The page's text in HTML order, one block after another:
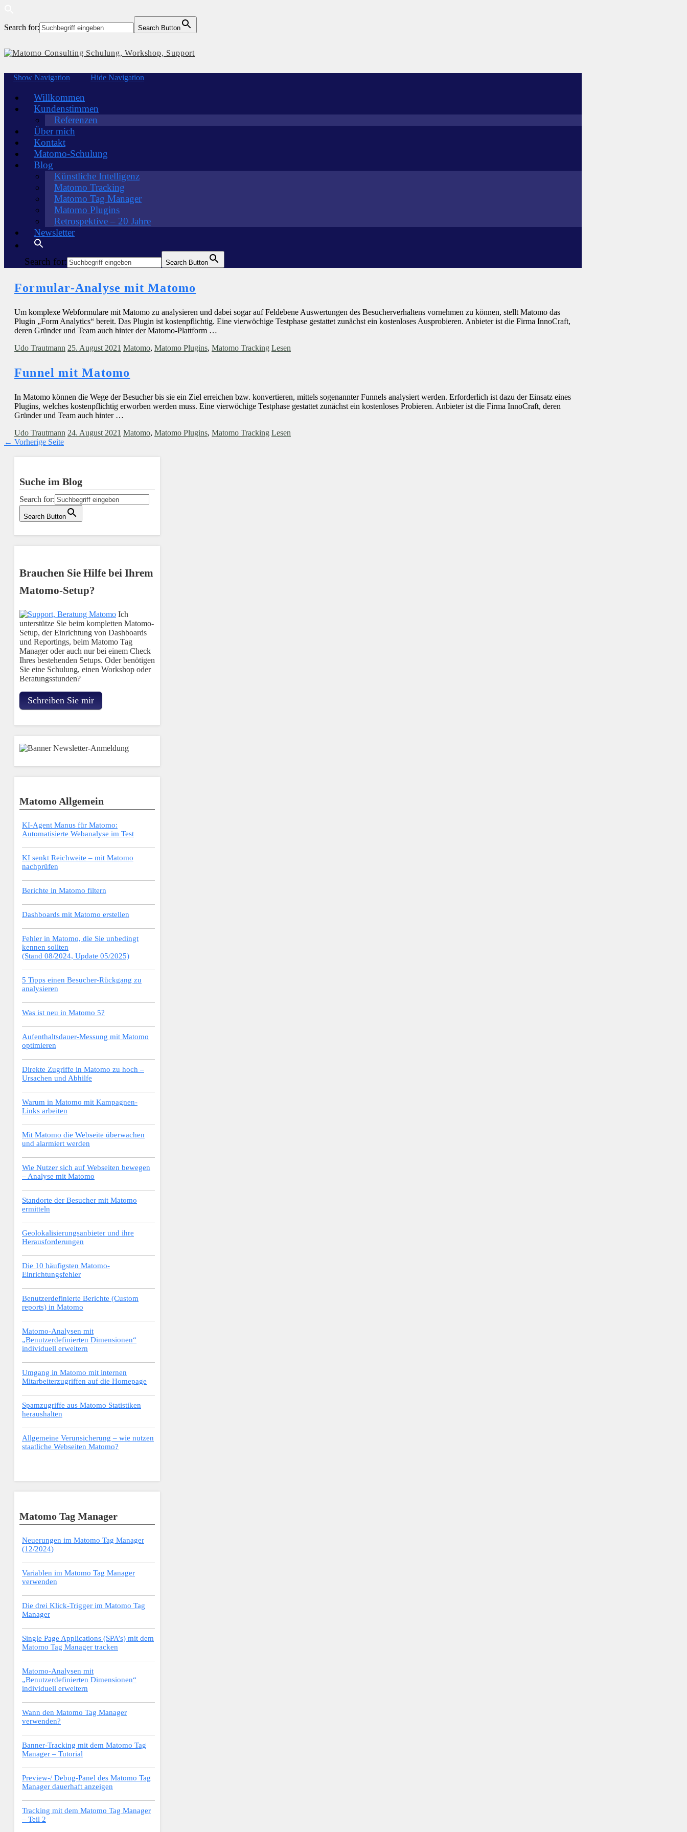
Search for: Search Button
Show Navigation Hide Navigation
Willkommen
Kundenstimmen
Referenzen
Über mich
Kontakt
Matomo-Schulung
Blog
Künstliche Intelligenz
Matomo Tracking
Matomo Tag Manager
Matomo Plugins
Retrospektive – 20 Jahre
Newsletter
Search for: Search Button
Formular-Analyse mit Matomo
Um komplexe Webformulare mit Matomo zu analysieren und dabei sogar auf Feldebene Auswertungen des Besucherverhaltens vornehmen zu können, stellt Matomo das
Plugin „Form Analytics“ bereit. Das Plugin ist kostenpflichtig. Eine vierwöchige Testphase gestattet zunächst ein kostenloses Ausprobieren. Anbieter ist die Firma InnoCraft,
deren Gründer und Team auch hinter der Matomo-Plattform …
Udo Trautmann 25. August 2021 Matomo, Matomo Plugins, Matomo Tracking Lesen
Funnel mit Matomo
In Matomo können die Wege der Besucher bis sie ein Ziel erreichen bzw. konvertieren, mittels sogenannter Funnels analysiert werden. Erforderlich ist dazu der Einsatz eines
Plugins, welches kostenpflichtig erworben werden muss. Eine vierwöchige Testphase gestattet zunächst ein kostenloses Probieren. Anbieter ist die Firma InnoCraft, deren
Gründer und Team auch hinter …
Udo Trautmann 24. August 2021 Matomo, Matomo Plugins, Matomo Tracking Lesen
← Vorherige Seite
Suche im Blog
Search for:
Search Button
Brauchen Sie Hilfe bei Ihrem
Matomo-Setup?
Ich
unterstütze Sie beim kompletten Matomo-
Setup, der Einrichtung von Dashboards
und Reportings, beim Matomo Tag
Manager oder auch nur bei einem Check
Ihres bestehenden Setups. Oder benötigen
Sie eine Schulung, einen Workshop oder
Beratungsstunden?
Schreiben Sie mir
Matomo Allgemein
KI-Agent Manus für Matomo:
Automatisierte Webanalyse im Test
KI senkt Reichweite – mit Matomo
nachprüfen
Berichte in Matomo filtern
Dashboards mit Matomo erstellen
Fehler in Matomo, die Sie unbedingt
kennen sollten
(Stand 08/2024, Update 05/2025)
5 Tipps einen Besucher-Rückgang zu
analysieren
Was ist neu in Matomo 5?
Aufenthaltsdauer-Messung mit Matomo
optimieren
Direkte Zugriffe in Matomo zu hoch –
Ursachen und Abhilfe
Warum in Matomo mit Kampagnen-
Links arbeiten
Mit Matomo die Webseite überwachen
und alarmiert werden
Wie Nutzer sich auf Webseiten bewegen
– Analyse mit Matomo
Standorte der Besucher mit Matomo
ermitteln
Geolokalisierungsanbieter und ihre
Herausforderungen
Die 10 häufigsten Matomo-
Einrichtungsfehler
Benutzerdefinierte Berichte (Custom
reports) in Matomo
Matomo-Analysen mit
„Benutzerdefinierten Dimensionen“
individuell erweitern
Umgang in Matomo mit internen
Mitarbeiterzugriffen auf die Homepage
Spamzugriffe aus Matomo Statistiken
heraushalten
Allgemeine Verunsicherung – wie nutzen
staatliche Webseiten Matomo?
Matomo Tag Manager
Neuerungen im Matomo Tag Manager
(12/2024)
Variablen im Matomo Tag Manager
verwenden
Die drei Klick-Trigger im Matomo Tag
Manager
Single Page Applications (SPA’s) mit dem
Matomo Tag Manager tracken
Matomo-Analysen mit
„Benutzerdefinierten Dimensionen“
individuell erweitern
Wann den Matomo Tag Manager
verwenden?
Banner-Tracking mit dem Matomo Tag
Manager – Tutorial
Preview-/ Debug-Panel des Matomo Tag
Manager dauerhaft anzeigen
Tracking mit dem Matomo Tag Manager
– Teil 2